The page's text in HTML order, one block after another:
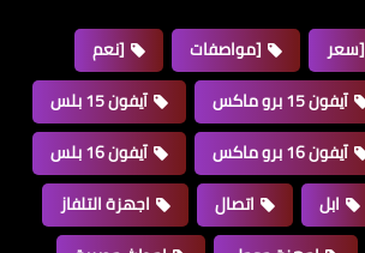
[سعر [مواصفات
[نعم
آيفون 15 برو ماكس
آيفون 15 بلس
آيفون 16 برو ماكس
آيفون 16 بلس
ابل اتصال
اجهزة التلفاز